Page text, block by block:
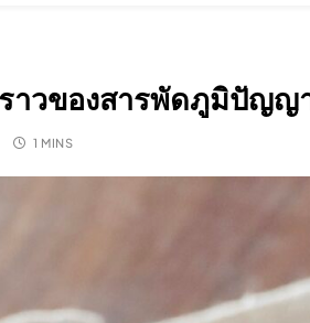
ราวของสารพัดภูมิปัญ
1 MINS